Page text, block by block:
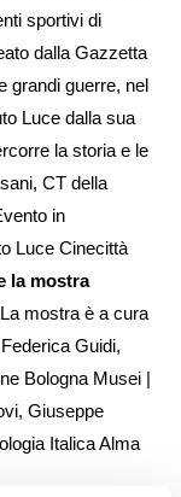
sportivi di
dalla Gazzetta
grandi guerre, nel
Luce dalla sua
la storia e le
CT della
in
Luce Cinecittà
la mostra
mostra è a cura
Guidi,
Bologna Musei |
Giuseppe
Italica Alma